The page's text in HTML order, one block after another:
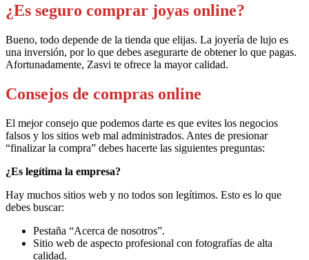
¿Es seguro comprar joyas online?
Bueno, todo depende de la tienda que elijas. La joyería de lujo es
una inversión, por lo que debes asegurarte de obtener lo que pagas.
Afortunadamente, Zasvi te ofrece la mayor calidad.
Consejos de compras online
El mejor consejo que podemos darte es que evites los negocios
falsos y los sitios web mal administrados. Antes de presionar
“finalizar la compra” debes hacerte las siguientes preguntas:
¿Es legítima la empresa?
Hay muchos sitios web y no todos son legítimos. Esto es lo que
debes buscar:
Pestaña “Acerca de nosotros”.
Sitio web de aspecto profesional con fotografías de alta
calidad.